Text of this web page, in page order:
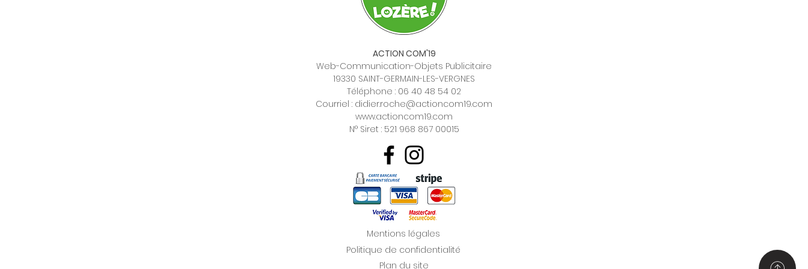
ACTION COM'19
Web-Communication-Objets Publicitaire
19330 SAINT-GERMAIN-LES-VERGNES
Téléphone : 06 40 48 54 02
Courriel : didier.roche@actioncom19.com
www.actioncom19.com
N° Siret : 521 968 867 00015
Mentions légales
Politique de confidentialité
Plan du site